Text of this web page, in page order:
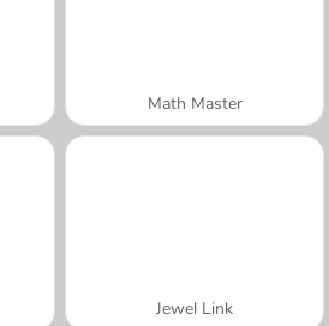
Math Master
Jewel Link